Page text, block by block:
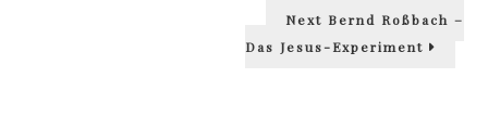
Next Next
Bernd Roßbach –
Das Jesus-Experiment